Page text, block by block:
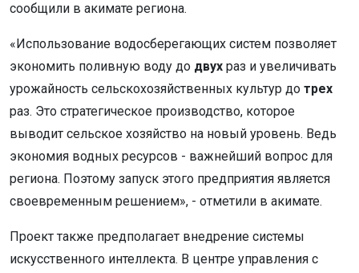
сообщили в акимате региона.
«Использование водосберегающих систем позволяет
экономить поливную воду до двух раз и увеличивать
урожайность сельскохозяйственных культур до трех
раз. Это стратегическое производство, которое
выводит сельское хозяйство на новый уровень. Ведь
экономия водных ресурсов - важнейший вопрос для
региона. Поэтому запуск этого предприятия является
своевременным решением», - отметили в акимате.
Проект также предполагает внедрение системы
искусственного интеллекта. В центре управления с